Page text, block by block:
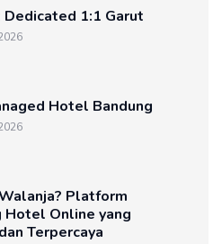
1:1 Garut
Hotel Bandung
Platform
Hotel Online yang
Terpercaya